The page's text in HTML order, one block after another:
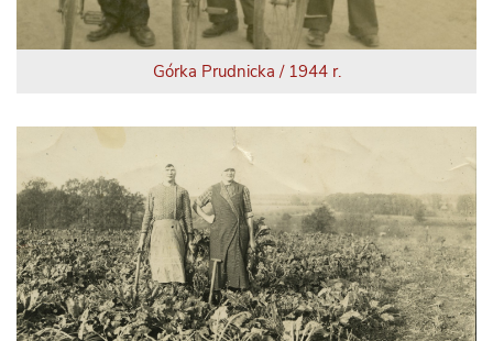
Górka Prudnicka / 1944 r.